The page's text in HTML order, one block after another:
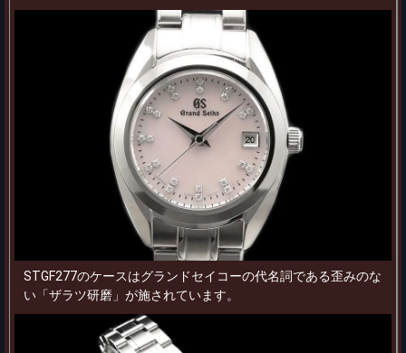
STGF277のケースはグランドセイコーの代名詞である歪みのな
い「ザラツ研磨」が施されています。